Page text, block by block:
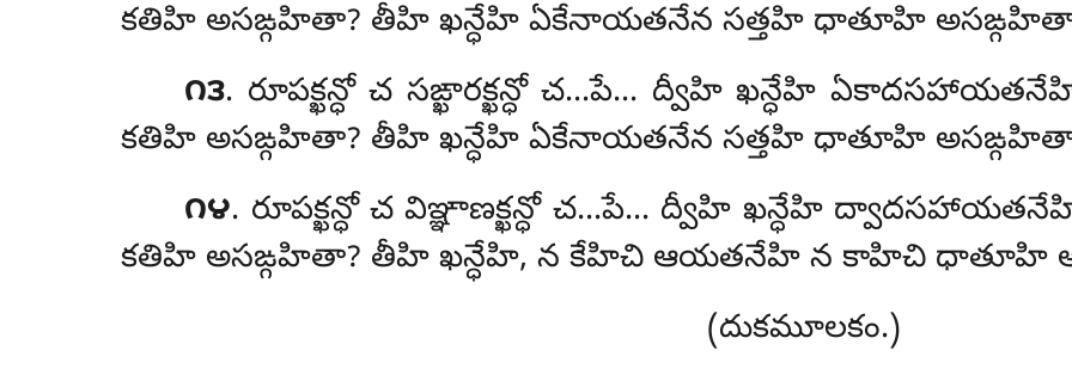
కతిహి అసఙ్గహితా? తీహి ఖన్ధేహి ఏకేనాయతనేన సత్తహి ధాతూహి
౧౩. రూపక్ఖన్ధో చ సఙ్ఖారక్ఖన్ధో చ…పే… ద్వీహి ఖన్ధేహి
కతిహి అసఙ్గహితా? తీహి ఖన్ధేహి ఏకేనాయతనేన సత్తహి ధాతూహి
౧౪. రూపక్ఖన్ధో చ విఞ్ఞాణక్ఖన్ధో చ…పే… ద్వీహి ఖన్ధేహి
కతిహి అసఙ్గహితా? తీహి ఖన్ధేహి, న కేహిచి ఆయతనేహి న కాహిచి ధాతూహి
(దుకమూలకం.)